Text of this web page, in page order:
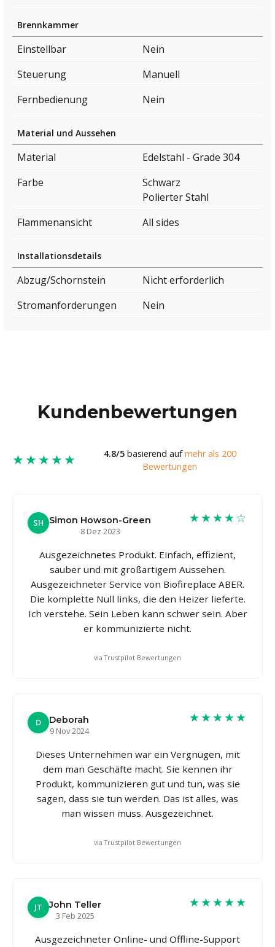
Brennkammer
Einstellbar
Nein
Steuerung
Manuell
Fernbedienung
Nein
Material und Aussehen
Material
Edelstahl - Grade 304
Farbe
Schwarz
Polierter Stahl
Flammenansicht
All sides
Installationsdetails
Abzug/Schornstein
Nicht erforderlich
Stromanforderungen
Nein
Kundenbewertungen
★★★★★ 4.8/5basierend aufmehr als 200
Bewertungen
SH Simon Howson-Green
8 Dez 2023
★★★★☆
Ausgezeichnetes Produkt. Einfach, effizient,
sauber und mit großartigem Aussehen.
Ausgezeichneter Service von Biofireplace ABER.
Die komplette Null links, die den Heizer lieferte.
Ich verstehe. Sein Leben kann schwer sein. Aber
er kommunizierte nicht.
via Trustpilot Bewertungen
D
Deborah
9 Nov 2024
★★★★★
Dieses Unternehmen war ein Vergnügen, mit
dem man Geschäfte macht. Sie kennen ihr
Produkt, kommunizieren gut und tun, was sie
sagen, dass sie tun werden. Das ist alles, was
man wissen muss. Ausgezeichnet.
via Trustpilot Bewertungen
JT
John Teller
3 Feb 2025
★★★★★
Ausgezeichneter Online- und Offline-Support